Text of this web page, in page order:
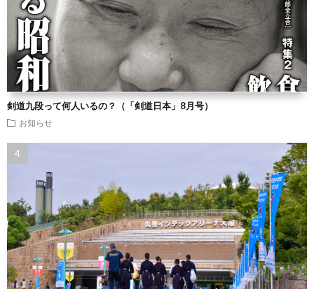
剣道九段って何人いるの？（「剣道日本」8月号）
お知らせ